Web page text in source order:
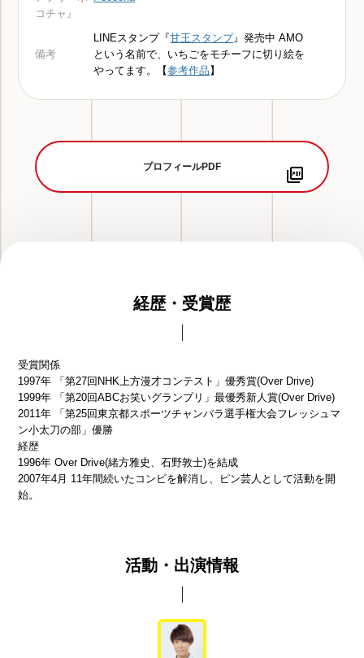
コチャ』
備考
LINEスタンプ『甘王スタンプ』発売中 AMO
という名前で、いちごをモチーフに切り絵を
やってます。【参考作品 】
プロフィールPDF
経歴・受賞歴
受賞関係
1997年
「第27回NHK上方漫才コンテスト」優秀賞(Over Drive)
1999年
「第20回ABCお笑いグランプリ」最優秀新人賞(Over Drive)
2011年
「第25回東京都スポーツチャンバラ選手権大会フレッシュマ
ン小太刀の部」優勝
経歴
1996年 Over Drive(緒方雅史、石野敦士)を結成
2007年4月 11年間続いたコンビを解消し、ピン芸人として活動を開
始。
活動・出演情報